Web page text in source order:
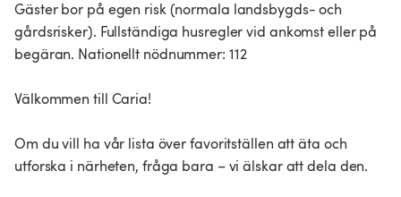
Gäster bor på egen risk (normala landsbygds- och
gårdsrisker). Fullständiga husregler vid ankomst eller på
begäran. Nationellt nödnummer: 112
Välkommen till Caria!
Om du vill ha vår lista över favoritställen att äta och
utforska i närheten, fråga bara – vi älskar att dela den.